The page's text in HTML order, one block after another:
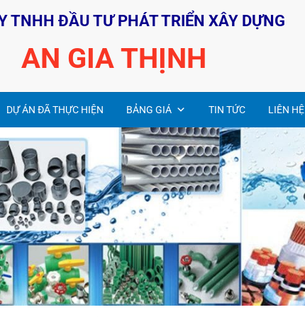
TNHH ĐẦU TƯ PHÁT TRIỂN XÂY DỰNG
AN GIA THỊNH
DỰ ÁN ĐÃ THỰC HIỆN BẢNG GIÁ TIN TỨC LIÊN HỆ